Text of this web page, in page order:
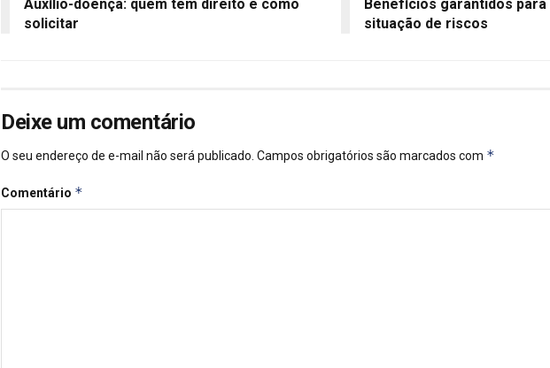
Auxílio-doença: quem tem direito e como
solicitar
Benefícios garantidos
situação de riscos
Deixe um comentário
O seu endereço de e-mail não será publicado. Campos obrigatórios são marcados com *
Comentário *